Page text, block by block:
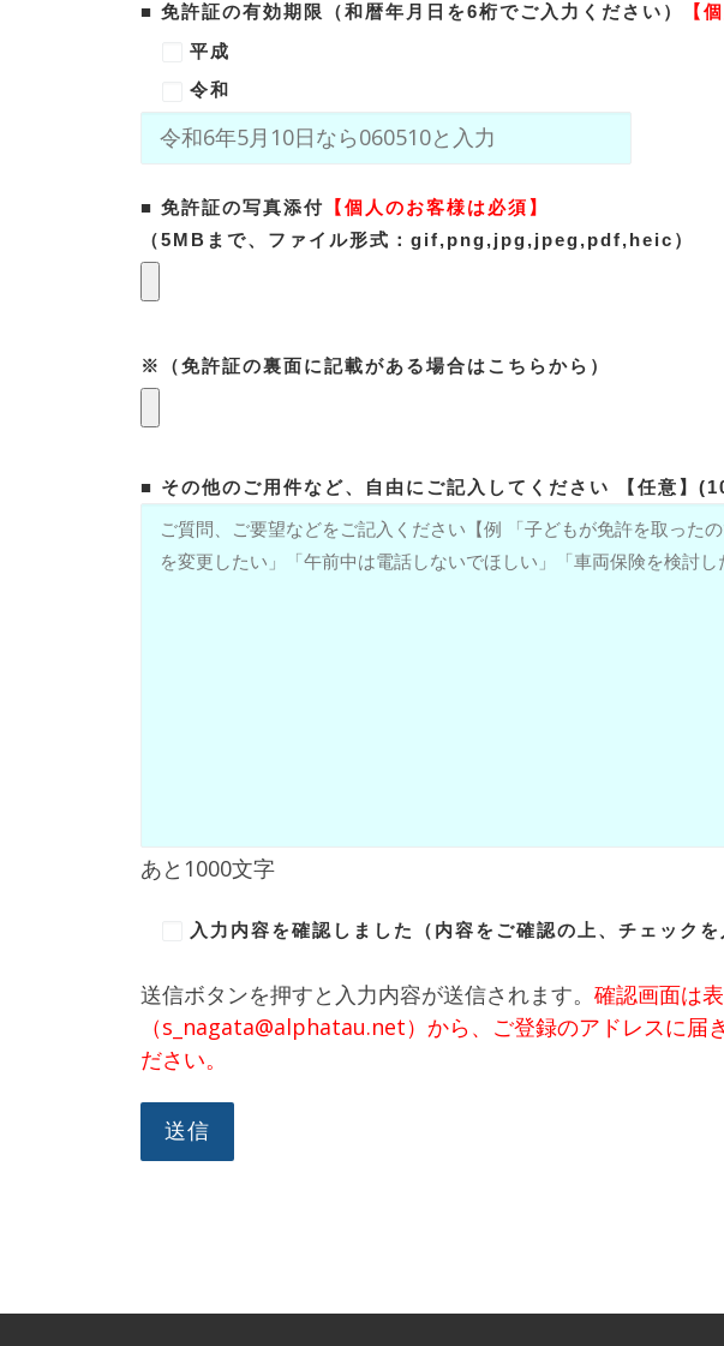
■ 免許証の有効期限（和暦年月日を6桁でご入力ください）
【
平成
令和
■ 免許証の写真添付
【個人のお客様は必須】
（5MBまで、ファイル形式：gif,png,jpg,jpeg,pdf,heic）
※（免許証の裏面に記載がある場合はこちらから）
■ その他のご用件など、自由にご記入してください 【任意】
あと 1000文字
入力内容を確認しました（内容をご確認の上、チェックを
送信ボタンを押すと入力内容が送信されます。 確認画面は
（s_nagata@alphatau.net）から、ご登録のアドレスに届
ださい。